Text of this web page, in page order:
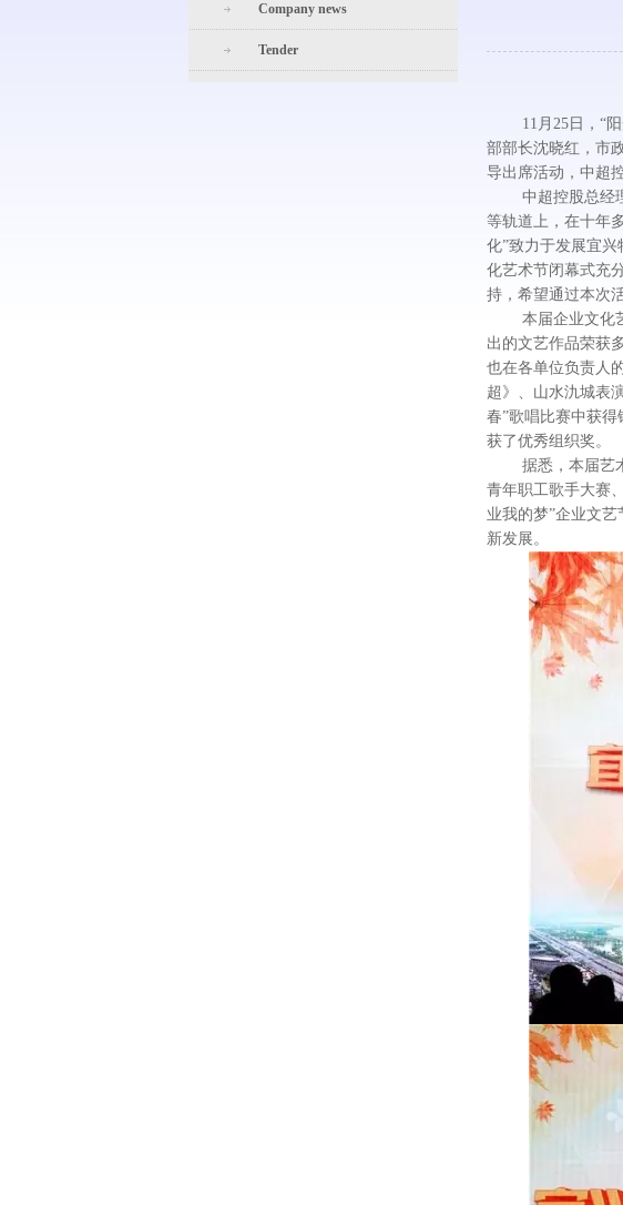
Company news
Tender
11月25日，“阳
部部长沈晓红，市
导出席活动，中超
中超控股总经理
等轨道上，在十年
化”致力于发展宜
化艺术节闭幕式充
持，希望通过本次
本届企业文化艺
出的文艺作品荣获
也在各单位负责人
超》、山水氿城表
春”歌唱比赛中获
获了优秀组织奖。
据悉，本届艺术
青年职工歌手大赛
业我的梦”企业文
新发展。